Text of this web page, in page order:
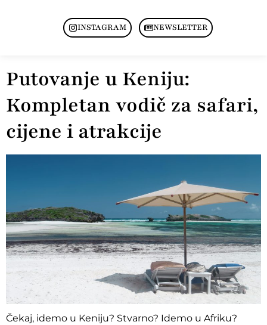
INSTAGRAM NEWSLETTER
Putovanje u Keniju:
Kompletan vodič za safari,
cijene i atrakcije
Čekaj, idemo u Keniju? Stvarno? Idemo u Afriku?